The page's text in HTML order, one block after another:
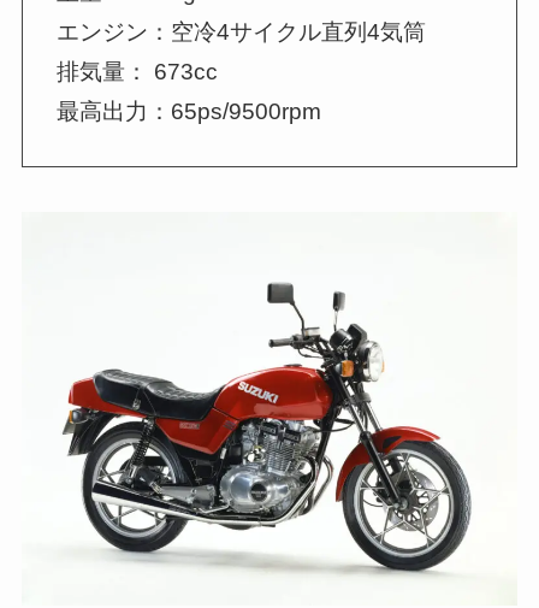
エンジン：空冷4サイクル直列4気筒
排気量： 673cc
最高出力：65ps/9500rpm